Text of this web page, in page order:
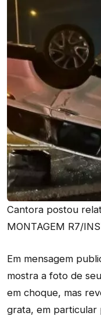
Cantora postou
MONTAGEM R7/
Em mensagem
mostra a foto de
em choque, mas
grata, em particular